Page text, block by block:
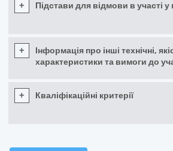
+ Підстави для відмови в участі у
+
Інформація про інші технічні,
характеристики та вимоги до
+ Кваліфікаційні критерії